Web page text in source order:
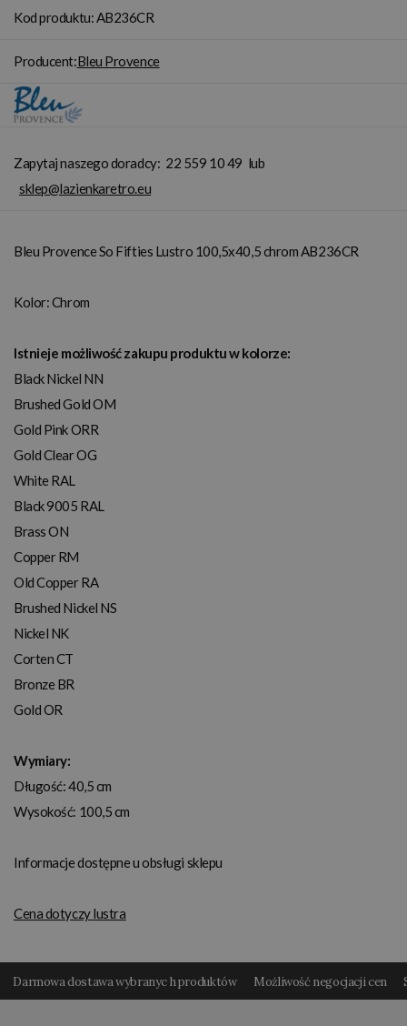
Kod produktu: AB236CR
Producent:Bleu Provence
Zapytaj naszego doradcy: 22 559 10 49 lub
sklep@lazienkaretro.eu
Bleu Provence So Fifties Lustro 100,5x40,5 chrom AB236CR
Kolor:Chrom
Istnieje możliwość zakupu produktu w kolorze:
Black Nickel NN
Brushed Gold OM
Gold Pink ORR
Gold Clear OG
White RAL
Black 9005 RAL
Brass ON
Copper RM
Old Copper RA
Brushed Nickel NS
Nickel NK
Corten CT
Bronze BR
Gold OR
Wymiary:
Długość: 40,5 cm
Wysokość: 100,5 cm
Informacje dostępne u obsługi sklepu
Cena dotyczy lustra
Darmowa dostawa wybranyc h produktów Możliwość negocjacji cen